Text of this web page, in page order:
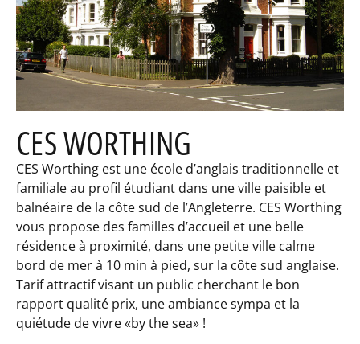
CES WORTHING
CES Worthing est une école d’anglais traditionnelle et
familiale au profil étudiant dans une ville paisible et
balnéaire de la côte sud de l’Angleterre. CES Worthing
vous propose des familles d’accueil et une belle
résidence à proximité, dans une petite ville calme
bord de mer à 10 min à pied, sur la côte sud anglaise.
Tarif attractif visant un public cherchant le bon
rapport qualité prix, une ambiance sympa et la
quiétude de vivre «by the sea» !